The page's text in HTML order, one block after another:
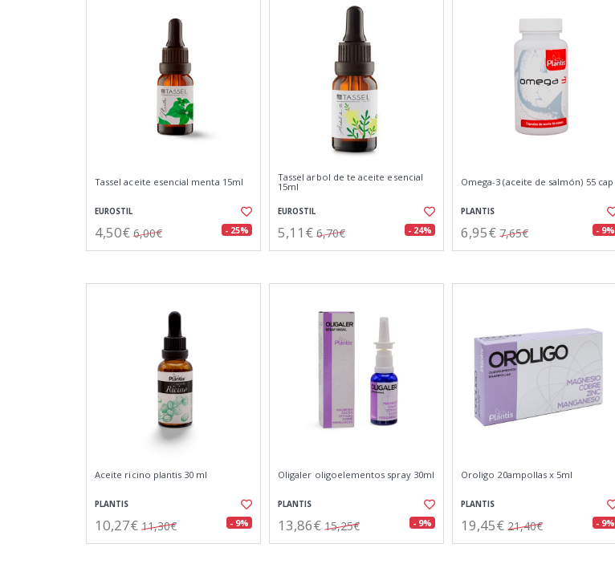
Tassel aceite esencial menta 15ml
EUROSTIL
4,50€ 6,00€ - 25%
Tassel arbol de te aceite esencial
15ml
EUROSTIL
5,11€ 6,70€ - 24%
Omega-3 (aceite de salmón) 55 cap
PLANTIS
6,95€ 7,65€ - 9%
Aceite ricino plantis 30 ml
PLANTIS
10,27€ 11,30€ - 9%
Oligaler oligoelementos spray 30ml
PLANTIS
13,86€ 15,25€ - 9%
Oroligo 20ampollas x 5ml
PLANTIS
19,45€ 21,40€ - 9%